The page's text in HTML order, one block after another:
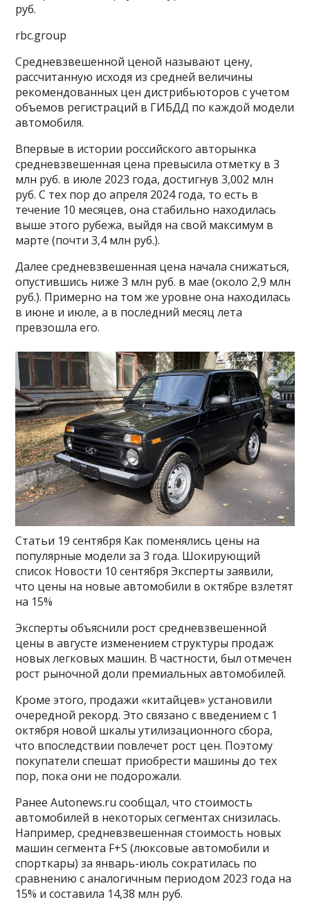
руб.
rbc.group
Средневзвешенной ценой называют цену,
рассчитанную исходя из средней величины
рекомендованных цен дистрибьюторов с учетом
объемов регистраций в ГИБДД по каждой модели
автомобиля.
Впервые в истории российского авторынка
средневзвешенная цена превысила отметку в 3
млн руб. в июле 2023 года, достигнув 3,002 млн
руб. С тех пор до апреля 2024 года, то есть в
течение 10 месяцев, она стабильно находилась
выше этого рубежа, выйдя на свой максимум в
марте (почти 3,4 млн руб.).
Далее средневзвешенная цена начала снижаться,
опустившись ниже 3 млн руб. в мае (около 2,9 млн
руб.). Примерно на том же уровне она находилась
в июне и июле, а в последний месяц лета
превзошла его.
Статьи 19 сентября Как поменялись цены на
популярные модели за 3 года. Шокирующий
список Новости 10 сентября Эксперты заявили,
что цены на новые автомобили в октябре взлетят
на 15%
Эксперты объяснили рост средневзвешенной
цены в августе изменением структуры продаж
новых легковых машин. В частности, был отмечен
рост рыночной доли премиальных автомобилей.
Кроме этого, продажи «китайцев» установили
очередной рекорд. Это связано с введением с 1
октября новой шкалы утилизационного сбора,
что впоследствии повлечет рост цен. Поэтому
покупатели спешат приобрести машины до тех
пор, пока они не подорожали.
Ранее Autonews.ru сообщал, что стоимость
автомобилей в некоторых сегментах снизилась.
Например, средневзвешенная стоимость новых
машин сегмента F+S (люксовые автомобили и
спорткары) за январь-июль сократилась по
сравнению с аналогичным периодом 2023 года на
15% и составила 14,38 млн руб.